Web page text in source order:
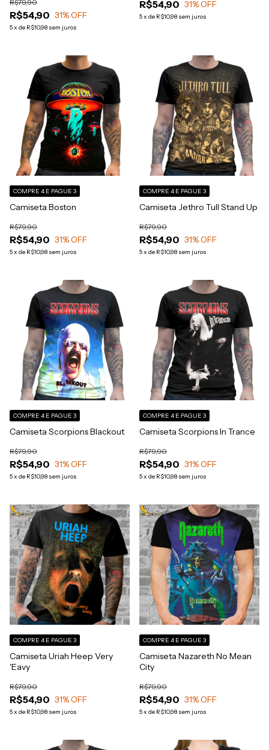
R$54,90
R$79,90
31% OFF
5x de R$10,98 sem juros
R$54,90 31% OFF
5x de R$10,98 sem juros
Camiseta Boston
R$54,90
R$79,90
31% OFF
5x de R$10,98 sem juros
COMPRE 4 E PAGUE 3
Camiseta Jethro Tull Stand Up
R$54,90
R$79,90
31% OFF
5x de R$10,98 sem juros
COMPRE 4 E PAGUE 3
Camiseta Scorpions Blackout
R$54,90
R$79,90
31% OFF
5x de R$10,98 sem juros
COMPRE 4 E PAGUE 3
Camiseta Scorpions In Trance
R$54,90
R$79,90
31% OFF
5x de R$10,98 sem juros
COMPRE 4 E PAGUE 3
Camiseta Uriah Heep Very
'Eavy
R$54,90
R$79,90
31% OFF
5x de R$10,98 sem juros
COMPRE 4 E PAGUE 3
Camiseta Nazareth No Mean
City
R$54,90
R$79,90
31% OFF
5x de R$10,98 sem juros
COMPRE 4 E PAGUE 3